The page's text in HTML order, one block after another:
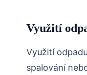
Využití
Využití
spalování